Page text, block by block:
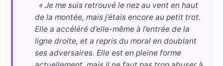
« Je me suis retrouvé le nez au vent en haut
de la montée, mais j’étais encore au petit trot.
Elle a accéléré d’elle-même à l’entrée de la
ligne droite, et a repris du moral en doublant
ses adversaires. Elle est en pleine forme